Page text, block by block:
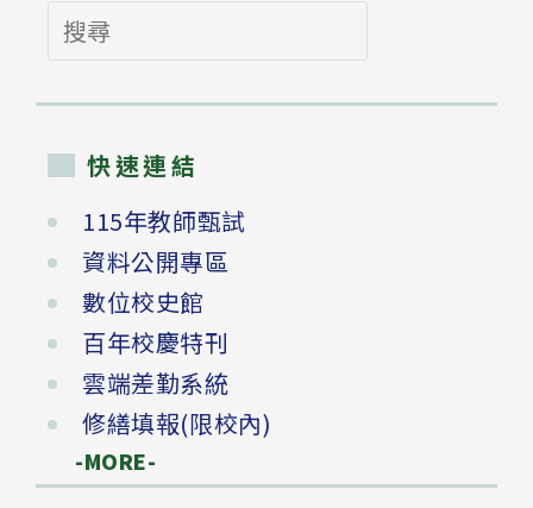
搜
尋
快速連結
115年教師甄試
資料公開專區
數位校史館
百年校慶特刊
雲端差勤系統
修繕填報(限校內)
-MORE-